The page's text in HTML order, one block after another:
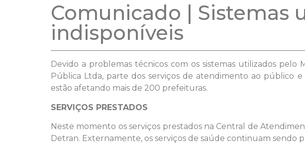
Comunicado | Sistemas
indisponíveis
Devido a problemas técnicos com os sistemas utilizados
Pública Ltda, parte dos serviços de atendimento ao público
estão afetando mais de 200 prefeituras.
SERVIÇOS PRESTADOS
Neste momento os serviços prestados na Central de
Detran. Externamente, os serviços de saúde continuam sendo